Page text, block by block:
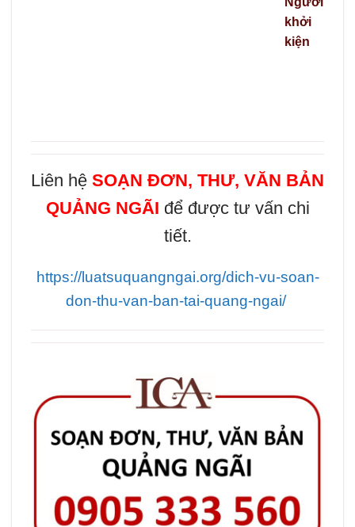
khởi
kiện
Liên hệ SOẠN ĐƠN, THƯ, VĂN BẢN
QUẢNG NGÃI để được tư vấn chi
tiết.
https://luatsuquangngai.org/dich-vu-soan-
don-thu-van-ban-tai-quang-ngai/